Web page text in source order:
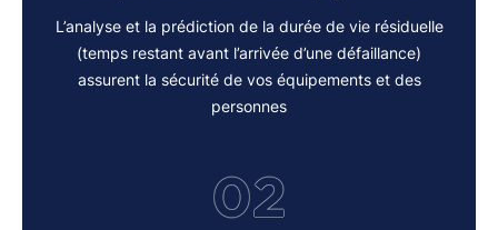
L’analyse et la prédiction de la durée de vie résiduelle
(temps restant avant l’arrivée d’une défaillance)
assurent la sécurité de vos équipements et des
personnes
02